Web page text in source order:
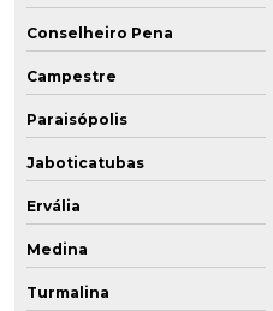
Conselheiro Pena
Campestre
Paraisópolis
Jaboticatubas
Ervália
Medina
Turmalina